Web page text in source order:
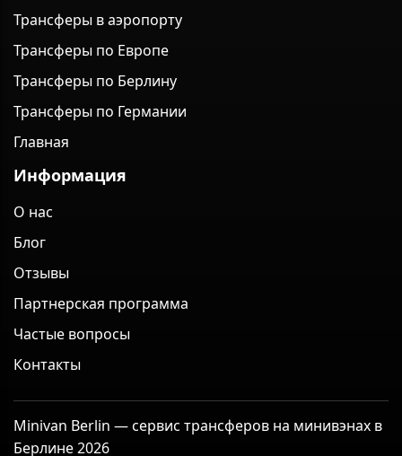
Трансферы в аэропорту
Трансферы по Европе
Трансферы по Берлину
Трансферы по Германии
Главная
Информация
О нас
Блог
Отзывы
Партнерская программа
Частые вопросы
Контакты
Minivan Berlin — сервис трансферов на минивэнах в
Берлине 2026